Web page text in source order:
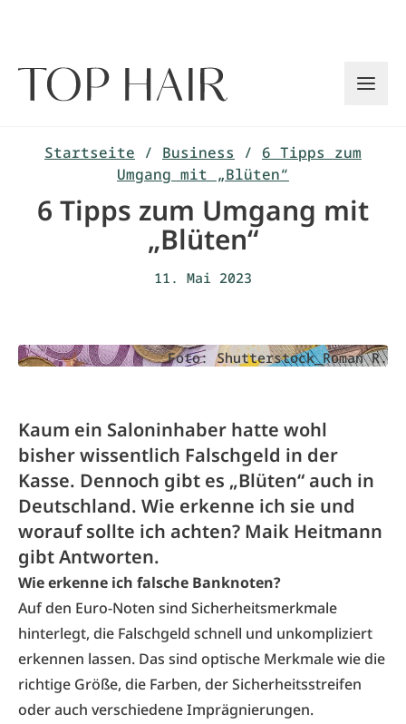
Startseite / Business / 6 Tipps zum
Umgang mit „Blüten“
6 Tipps zum Umgang mit
„Blüten“
11. Mai 2023
Foto: Shutterstock_Roman R.
Kaum ein Saloninhaber hatte wohl
bisher wissentlich Falschgeld in der
Kasse. Dennoch gibt es „Blüten“ auch in
Deutschland. Wie erkenne ich sie und
worauf sollte ich achten? Maik Heitmann
gibt Antworten.
Wie erkenne ich falsche Banknoten?
Auf den Euro-Noten sind Sicherheitsmerkmale
hinterlegt, die Falschgeld schnell und unkompliziert
erkennen lassen. Das sind optische Merkmale wie die
richtige Größe, die Farben, der Sicherheitsstreifen
oder auch verschiedene Imprägnierungen.